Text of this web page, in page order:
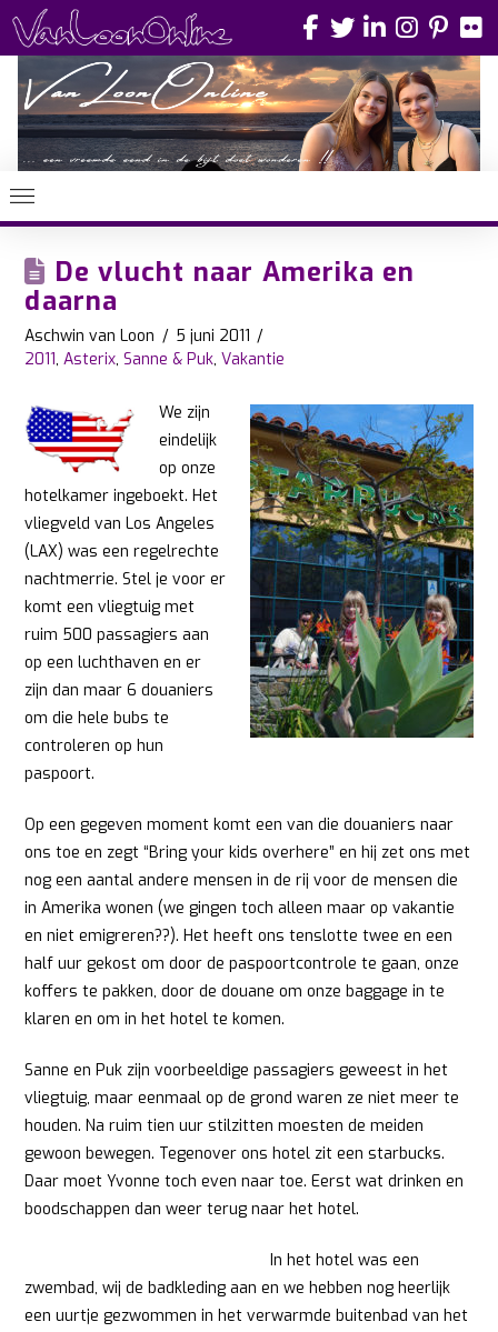
De vlucht naar Amerika en
daarna
Aschwin van Loon
5 juni 2011
2011,Asterix,Sanne & Puk,Vakantie
We zijn
eindelijk
op onze
hotelkamer ingeboekt. Het
vliegveld van Los Angeles
(LAX) was een regelrechte
nachtmerrie. Stel je voor er
komt een vliegtuig met
ruim 500 passagiers aan
op een luchthaven en er
zijn dan maar 6 douaniers
om die hele bubs te
controleren op hun
paspoort.
Op een gegeven moment komt een van die douaniers naar
ons toe en zegt “Bring your kids overhere” en hij zet ons met
nog een aantal andere mensen in de rij voor de mensen die
in Amerika wonen (we gingen toch alleen maar op vakantie
en niet emigreren??). Het heeft ons tenslotte twee en een
half uur gekost om door de paspoortcontrole te gaan, onze
koffers te pakken, door de douane om onze baggage in te
klaren en om in het hotel te komen.
Sanne en Puk zijn voorbeeldige passagiers geweest in het
vliegtuig, maar eenmaal op de grond waren ze niet meer te
houden. Na ruim tien uur stilzitten moesten de meiden
gewoon bewegen. Tegenover ons hotel zit een starbucks.
Daar moet Yvonne toch even naar toe. Eerst wat drinken en
boodschappen dan weer terug naar het hotel.
In het hotel was een
zwembad, wij de badkleding aan en we hebben nog heerlijk
een uurtje gezwommen in het verwarmde buitenbad van het